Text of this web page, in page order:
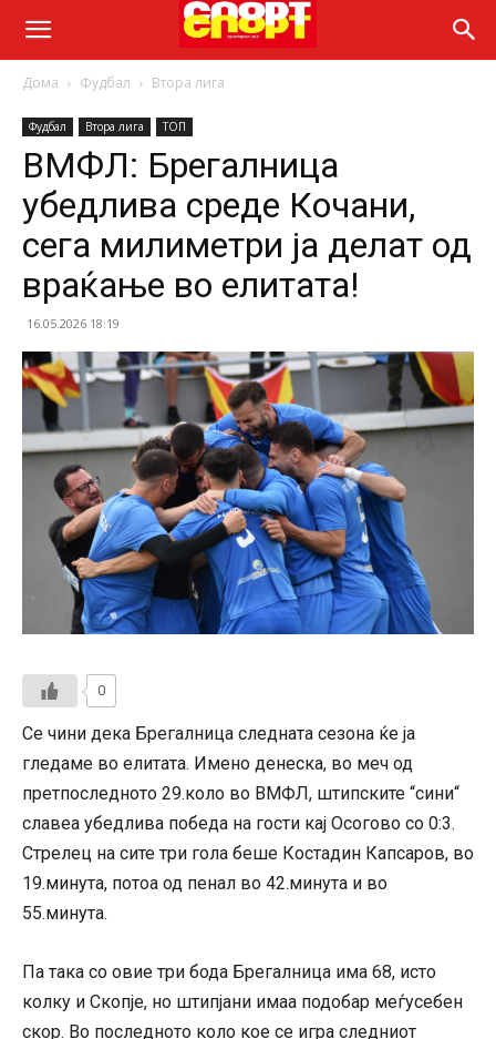
Дома Фудбал Втора лига
Фудбал Втора лига ТОП
ВМФЛ: Брегалница
убедлива среде Кочани,
сега милиметри ја делат од
враќање во елитата!
16.05.2026 18:19
0
Се чини дека Брегалница следната сезона ќе ја
гледаме во елитата. Имено денеска, во меч од
претпоследното 29.коло во ВМФЛ, штипските “сини“
славеа убедлива победа на гости кај Осогово со 0:3.
Стрелец на сите три гола беше Костадин Капсаров, во
19.минута, потоа од пенал во 42.минута и во
55.минута.
Па така со овие три бода Брегалница има 68, исто
колку и Скопје, но штипјани имаа подобар меѓусебен
скор. Во последното коло кое се игра следниот